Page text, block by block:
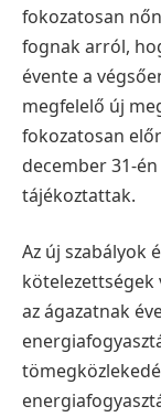
fokozatosan
fognak arról,
évente a
megfelelő új
fokozatosan
december 31-
tájékoztattak.
Az új szabályok
az ágazatnak